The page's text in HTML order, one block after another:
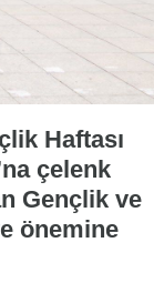
Haftası
çelenk
Gençlik ve
önemine